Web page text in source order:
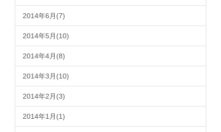
2014年6月(7)
2014年5月(10)
2014年4月(8)
2014年3月(10)
2014年2月(3)
2014年1月(1)